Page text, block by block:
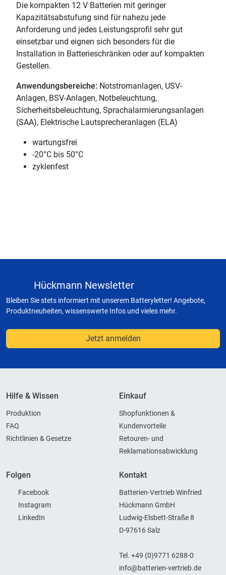
Die kompakten 12 V Batterien mit geringer
Kapazitätsabstufung sind für nahezu jede
Anforderung und jedes Leistungsprofil sehr gut
einsetzbar und eignen sich besonders für die
Installation in Batterieschränken oder auf kompakten
Gestellen.
Anwendungsbereiche: Notstromanlagen, USV-
Anlagen, BSV-Anlagen, Notbeleuchtung,
Sicherheitsbeleuchtung, Sprachalarmierungsanlagen
(SAA), Elektrische Lautsprecheranlagen (ELA)
wartungsfrei
-20°C bis 50°C
zyklenfest
Hückmann Newsletter
Bleiben Sie stets informiert mit unserem Batteryletter! Angebote,
Produktneuheiten, wissenswerte Infos und vieles mehr.
Jetzt anmelden
Hilfe & Wissen
Produktion
FAQ
Richtlinien & Gesetze
Einkauf
Shopfunktionen &
Kundenvorteile
Retouren- und
Reklamationsabwicklung
Folgen
Facebook
Instagram
LinkedIn
Kontakt
Batterien-Vertrieb Winfried
Hückmann GmbH
Ludwig-Elsbett-Straße 8
D-97616 Salz
Tel. +49 (0)9771 6288-0
info@batterien-vertrieb.de